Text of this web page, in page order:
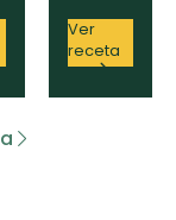
Con
Peras
Ver
receta